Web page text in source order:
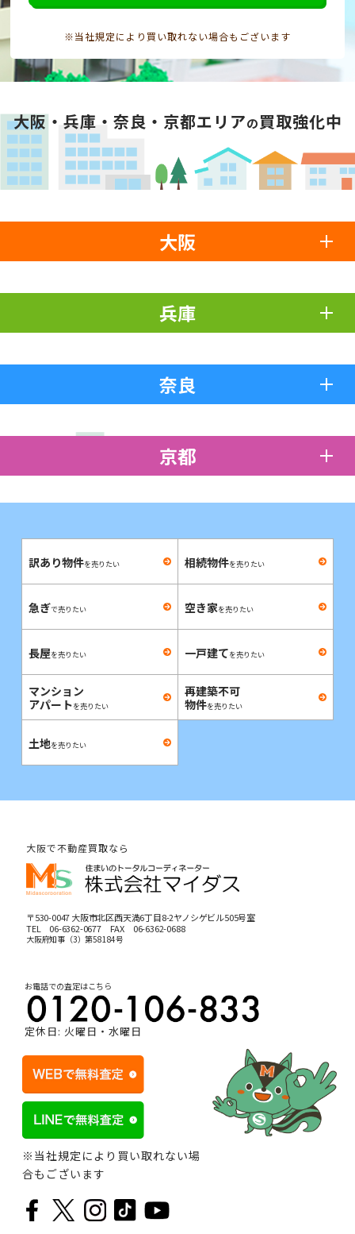
※当社規定により買い取れない場合もございます
大阪・兵庫・奈良・京都エリアの買取強化中
大阪
兵庫
奈良
京都
訳あり物件を売りたい 相続物件を売りたい
急ぎで売りたい 空き家を売りたい
長屋を売りたい 一戸建てを売りたい
マンション
アパートを売りたい
再建築不可
物件を売りたい
土地を売りたい
大阪で不動産買取なら
〒530-0047 大阪市北区西天満6丁目8-2ヤノシゲビル505号室
TEL 06-6362-0677FAX 06-6362-0688
大阪府知事（3）第58184号
お電話での査定はこちら
定休日: 火曜日・水曜日
※当社規定により買い取れない場
合もございます